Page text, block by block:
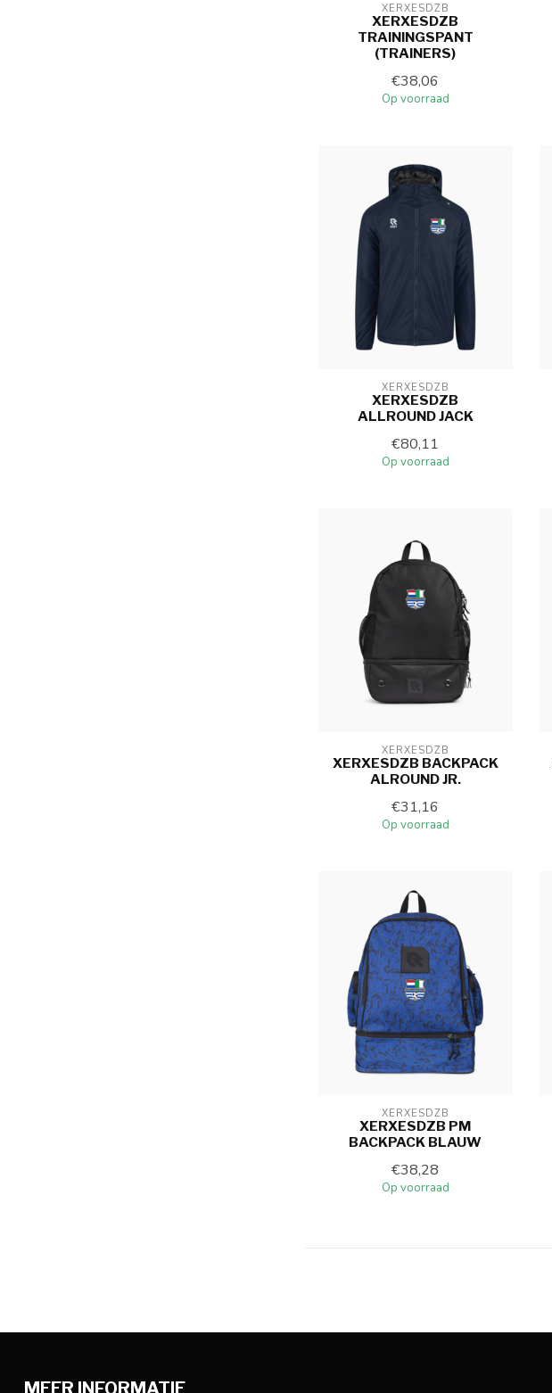
XERXESDZB
XERXESDZB
TRAININGSPANT
(TRAINERS)
€38,06
Op voorraad
XERXESDZB
XERXESDZB
ALLROUND JACK
€80,11
Op voorraad
XERXESDZB
XERXESDZB BACKPACK
ALROUND JR.
€31,16
Op voorraad
XERXESDZB
XERXESDZB PM
BACKPACK BLAUW
€38,28
Op voorraad
MEER INFORMATIE